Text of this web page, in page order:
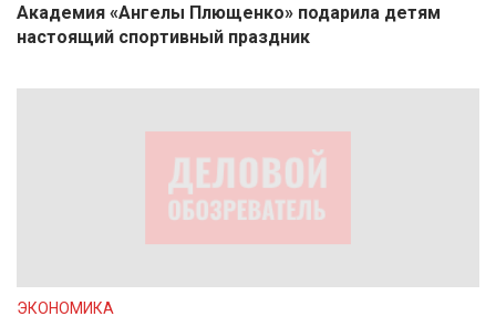
Академия «Ангелы Плющенко» подарила детям
настоящий спортивный праздник
ЭКОНОМИКА